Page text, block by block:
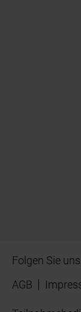
Folgen Sie
AGB